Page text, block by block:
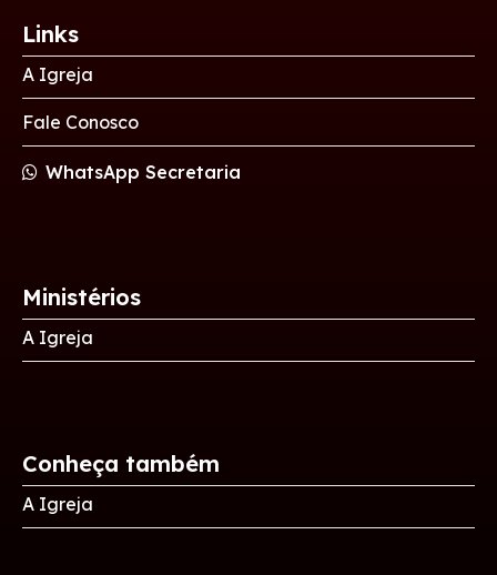
Links
A Igreja
Fale Conosco
WhatsApp Secretaria
Ministérios
A Igreja
Conheça também
A Igreja